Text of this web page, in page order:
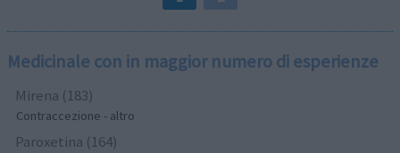
Medicinale con in maggior numero di esperienze
Mirena (183)
Contraccezione - altro
Paroxetina (164)